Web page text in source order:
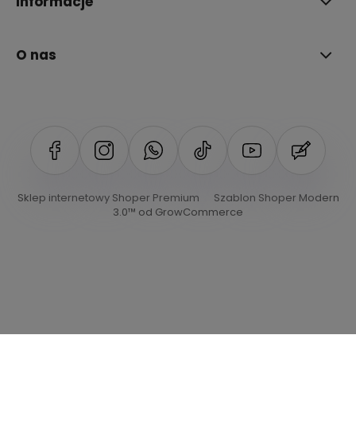
O nas
Sklep internetowy Shoper Premium
Szablon Shoper Modern
3.0™ od GrowCommerce